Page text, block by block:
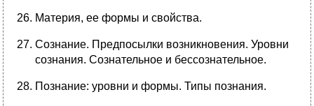
Материя, ее формы и свойства.
Сознание. Предпосылки возникновения. Уровни
сознания. Сознательное и бессознательное.
Познание: уровни и формы. Типы познания.